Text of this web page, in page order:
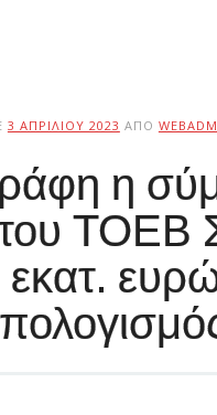
3 ΑΠΡΙΛΊΟΥ 2023 ΑΠΌ
η
ΤΟΕΒ